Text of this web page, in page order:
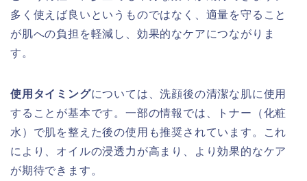
多く使えば良いというものではなく、適量を守ること
が肌への負担を軽減し、効果的なケアにつながりま
す。
使用タイミングについては、洗顔後の清潔な肌に使用
することが基本です。一部の情報では、トナー（化粧
水）で肌を整えた後の使用も推奨されています。これ
により、オイルの浸透力が高まり、より効果的なケア
が期待できます。